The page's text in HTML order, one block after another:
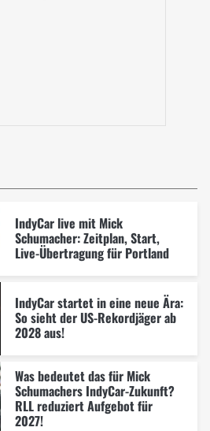
IndyCar live mit Mick
Schumacher: Zeitplan, Start,
Live-Übertragung für Portland
IndyCar startet in eine neue Ära:
So sieht der US-Rekordjäger ab
2028 aus!
Was bedeutet das für Mick
Schumachers IndyCar-Zukunft?
RLL reduziert Aufgebot für
2027!